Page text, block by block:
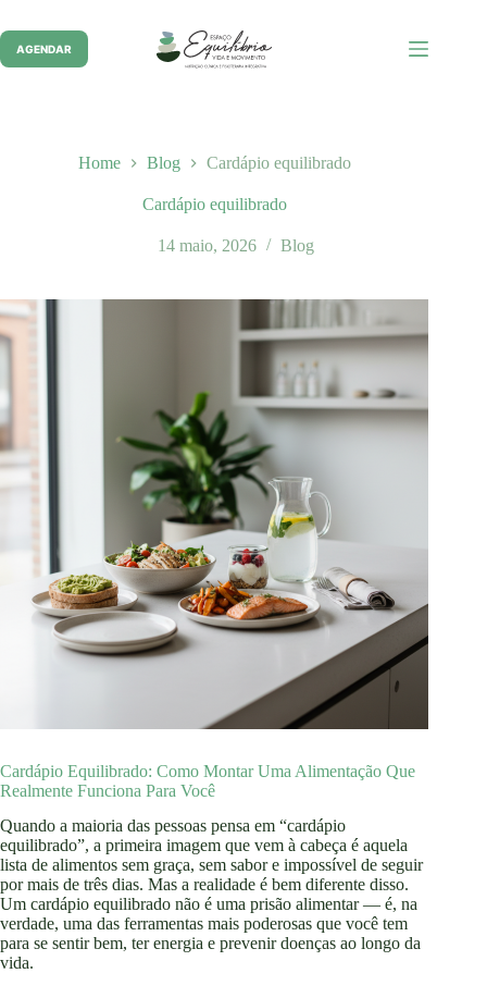
para
conteúdo
AGENDAR
Home Blog Cardápio equilibrado
Cardápio equilibrado
14 maio, 2026 Blog
Cardápio Equilibrado: Como Montar Uma Alimentação Que
Realmente Funciona Para Você
Quando a maioria das pessoas pensa em “cardápio
equilibrado”, a primeira imagem que vem à cabeça é aquela
lista de alimentos sem graça, sem sabor e impossível de seguir
por mais de três dias. Mas a realidade é bem diferente disso.
Um cardápio equilibrado não é uma prisão alimentar — é, na
verdade, uma das ferramentas mais poderosas que você tem
para se sentir bem, ter energia e prevenir doenças ao longo da
vida.